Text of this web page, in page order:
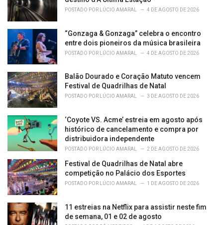
POSTADO POR LÚCIO AMARAL 4 DE AGOSTO DE 2026
“Gonzaga & Gonzaga” celebra o encontro
entre dois pioneiros da música brasileira
POSTADO POR LÚCIO AMARAL 4 DE AGOSTO DE 2026
Balão Dourado e Coração Matuto vencem
Festival de Quadrilhas de Natal
POSTADO POR LÚCIO AMARAL 3 DE AGOSTO DE 2026
‘Coyote VS. Acme’ estreia em agosto após
histórico de cancelamento e compra por
distribuidora independente
POSTADO POR LÚCIO AMARAL 2 DE AGOSTO DE 2026
Festival de Quadrilhas de Natal abre
competição no Palácio dos Esportes
POSTADO POR LÚCIO AMARAL 1 DE AGOSTO DE 2026
11 estreias na Netflix para assistir neste fim
de semana, 01 e 02 de agosto